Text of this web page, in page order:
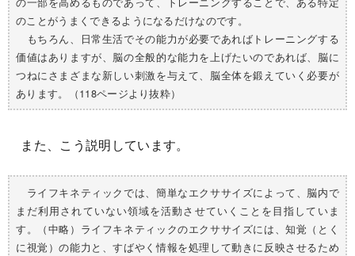
のことがうまくできるようになるだけなのです。
もちろん、日常生活でその能力が必要であればトレーニングする
価値はありますが、脳の全般的な能力を上げたいのであれば、脳に
つねにさまざまな新しい刺激を与えて、脳全体を鍛えていく必要が
あります。（118ページより抜粋）
また、こう説明しています。
ライフキネティックでは、簡単なエクササイズによって、脳内で
まだ利用されていない領域を活動させていくことを目指していま
す。（中略）ライフキネティックのエクササイズには、知覚（とく
に視覚）の能力と、すばやく情報を処理して動きに反映させるため